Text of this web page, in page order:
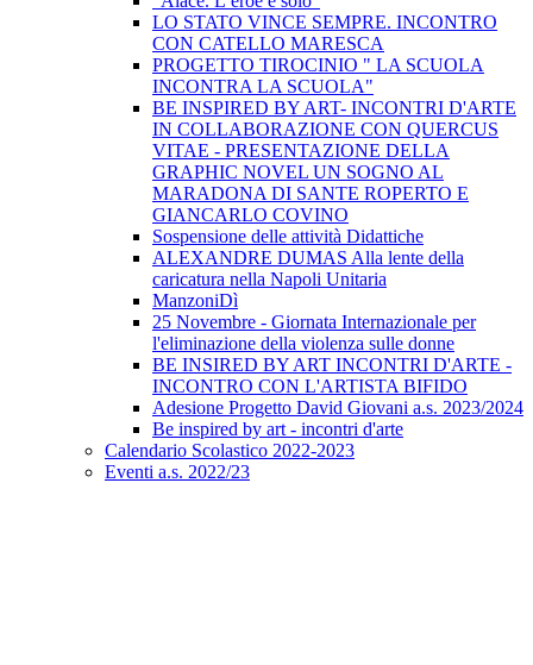
LO STATO VINCE SEMPRE. INCONTRO
CON CATELLO MARESCA
PROGETTO TIROCINIO " LA SCUOLA
INCONTRA LA SCUOLA"
BE INSPIRED BY ART- INCONTRI D'ARTE
IN COLLABORAZIONE CON QUERCUS
VITAE - PRESENTAZIONE DELLA
GRAPHIC NOVEL UN SOGNO AL
MARADONA DI SANTE ROPERTO E
GIANCARLO COVINO
Sospensione delle attività Didattiche
ALEXANDRE DUMAS Alla lente della
caricatura nella Napoli Unitaria
ManzoniDì
25 Novembre - Giornata Internazionale per
l'eliminazione della violenza sulle donne
BE INSIRED BY ART INCONTRI D'ARTE -
INCONTRO CON L'ARTISTA BIFIDO
Adesione Progetto David Giovani a.s. 2023/2024
Be inspired by art - incontri d'arte
Calendario Scolastico 2022-2023
Eventi a.s. 2022/23